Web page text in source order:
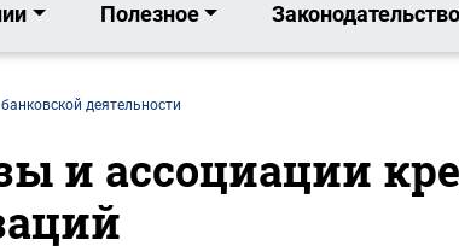
Полезное Законодательство
деятельности
и ассоциации